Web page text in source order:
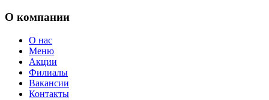
О компании
О нас
Меню
Акции
Филиалы
Вакансии
Контакты